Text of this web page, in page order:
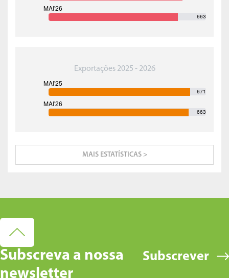
663
Exportações 2025 - 2026
671
663
MAIS ESTATÍSTICAS >
Subscreva a nossa
newsletter
Subscrever